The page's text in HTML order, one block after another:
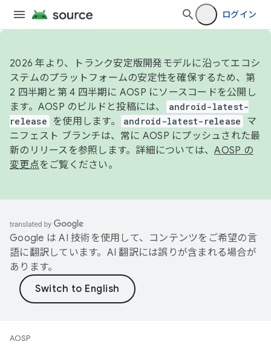
ログイン
2026 年より、トランク安定版開発モデルに沿ってエコシ
ステムのプラットフォームの安定性を確保するため、第
2 四半期と第 4 四半期に AOSP にソースコードを公開し
ます。AOSP のビルドと投稿には、
android-latest-
release
を使用します。 android-latest-release
マ
ニフェスト ブランチは、常に AOSP にプッシュされた最
新のリリースを参照します。詳細については、AOSP の
変更点をご覧ください。
Google は AI 技術を使用して、コンテンツをご希望の言
語に翻訳しています。AI 翻訳には誤りが含まれる場合が
あります。
AOSP